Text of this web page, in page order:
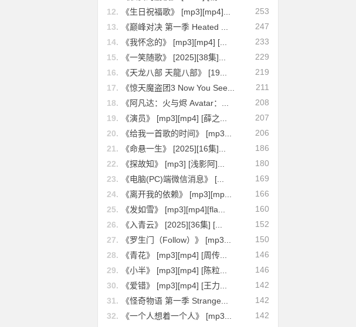
253
12.
《生日祝福歌》 [mp3][mp4]...
247
13.
《巅峰对决 第一季 Heated ...
233
14.
《我怀念的》 [mp3][mp4] [...
229
15.
《一笑随歌》 [2025][38集]...
219
16.
《天龙八部 天龍八部》 [19...
211
17.
《惊天魔盗团3 Now You See...
208
18.
《阿凡达：火与烬 Avatar：...
207
19.
《演员》 [mp3][mp4] [薛之...
206
20.
《给我一首歌的时间》 [mp3...
186
21.
《命悬一生》 [2025][16集]...
180
22.
《探故知》 [mp3] [浅影阿]...
169
23.
《电脑(PC)端微信消息》 [...
166
24.
《离开我的依赖》 [mp3][mp...
160
25.
《发如雪》 [mp3][mp4][fla...
152
26.
《入青云》 [2025][36集] [...
150
27.
《罗生门（Follow）》 [mp3...
146
28.
《青花》 [mp3][mp4] [周传...
146
29.
《小半》 [mp3][mp4] [陈粒...
142
30.
《爱错》 [mp3][mp4] [王力...
142
31.
《怪奇物语 第一季 Strange...
142
32.
《一个人想着一个人》 [mp3...